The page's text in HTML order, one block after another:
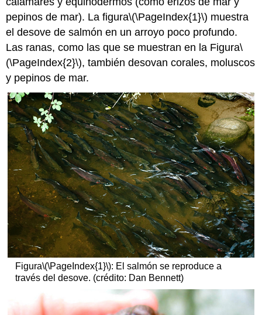
pepinos de mar). La figura\(\PageIndex{1}\) muestra
el desove de salmón en un arroyo poco profundo.
Las ranas, como las que se muestran en la Figura\
(\PageIndex{2}\), también desovan corales, moluscos
y pepinos de mar.
Figura\(\PageIndex{1}\): El salmón se reproduce a
través del desove. (crédito: Dan Bennett)